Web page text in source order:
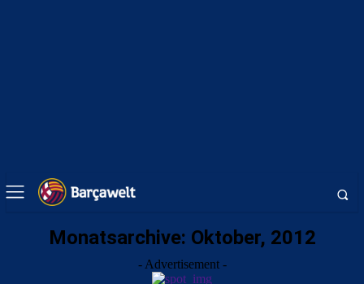
Monatsarchive: Oktober, 2012
- Advertisement -